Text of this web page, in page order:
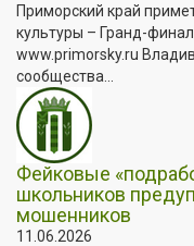
Приморский край
культуры – Гранд-
www.primorsky.ru
сообщества...
Фейковые
школьников
мошенников
11.06.2026